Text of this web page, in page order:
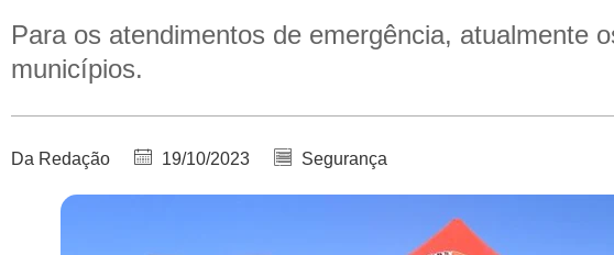
Para os atendimentos de emergência, atualmente
municípios.
Da Redação 19/10/2023 Segurança